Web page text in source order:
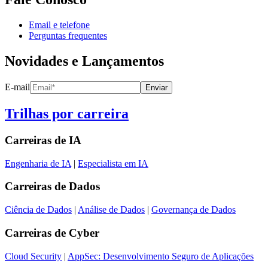
Email e telefone
Perguntas frequentes
Novidades e Lançamentos
E-mail Enviar
Trilhas por carreira
Carreiras de IA
Engenharia de IA | Especialista em IA
Carreiras de Dados
Ciência de Dados | Análise de Dados | Governança de Dados
Carreiras de Cyber
Cloud Security | AppSec: Desenvolvimento Seguro de Aplicações